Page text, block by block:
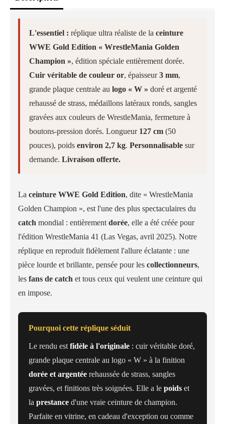
L'essentiel : réplique ultra réaliste de la ceinture
WWE Gold Edition « WrestleMania Golden
Champion », édition spéciale entièrement dorée.
Cuir véritable de couleur or, épaisseur3 mm,
grande plaque centrale au logo « W » doré et argenté
rehaussé de strass, médaillons latéraux ronds, sangles
gravées aux couleurs de WrestleMania, fermeture à
boutons-pression dorés. Longueur 127 cm(50
pouces), poids environ 2,7 kg. Personnalisablesur
demande. Livraison offerte.
La ceinture WWE Gold Edition, dite « WrestleMania
Golden Champion », est l'une des plus spectaculaires du
catch mondial : entièrement dorée, elle a été créée pour
l'édition WrestleMania 41 (Las Vegas, avril 2025). Notre
réplique en reproduit fidèlement l'allure éclatante : une
pièce lourde et brillante, pensée pour les collectionneurs,
les fans de catch et tous ceux qui veulent une ceinture qui
en impose.
Pourquoi cette réplique séduit
Le rendu est fidèle à l'originale: cuir véritable doré,
grande plaque centrale au logo « W » à la finition
dorée et argentéerehaussée de strass, sangles
gravées, et finitions très soignées. Elle a le poidset
la prestanced'une vraie ceinture de champion.
Parfaite en vitrine, en cadeau d'exception ou comme